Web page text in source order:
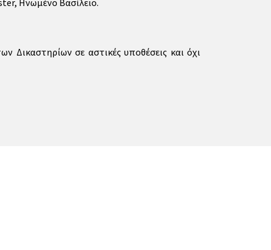
Ηνωμένο Βασίλειο.
Δικαστηρίων σε αστικές υποθέσεις και όχι